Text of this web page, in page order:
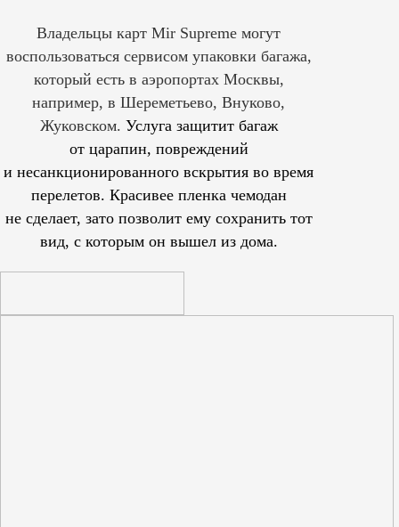
Владельцы карт Mir Supreme могут
воспользоваться сервисом упаковки багажа,
который есть в аэропортах Москвы,
например, в Шереметьево, Внуково,
Жуковском. Услуга защитит багаж
от царапин, повреждений
и несанкционированного вскрытия во время
перелетов. Красивее пленка чемодан
не сделает, зато позволит ему сохранить тот
вид, с которым он вышел из дома.